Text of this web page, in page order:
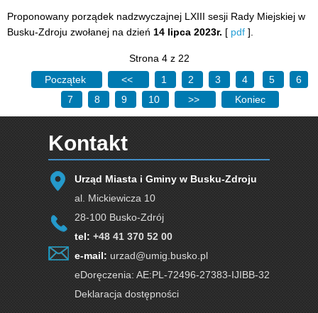
Proponowany porządek nadzwyczajnej LXIII sesji Rady Miejskiej w
Busku-Zdroju zwołanej na dzień 14 lipca 2023r. [ pdf ].
Strona 4 z 22
Początek
<< 1 2 3 4 5
6
7
8 9 10 >> Koniec
Kontakt
Urząd Miasta i Gminy w Busku-Zdroju
al. Mickiewicza 10
28-100 Busko-Zdrój
tel: +48 41 370 52 00
e-mail: urzad@umig.busko.pl
eDoręczenia: AE:PL-72496-27383-IJIBB-32
Deklaracja dostępności